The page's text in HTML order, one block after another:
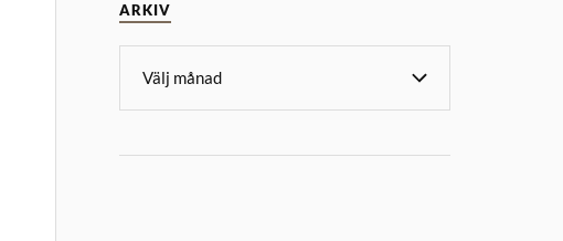
ARKIV